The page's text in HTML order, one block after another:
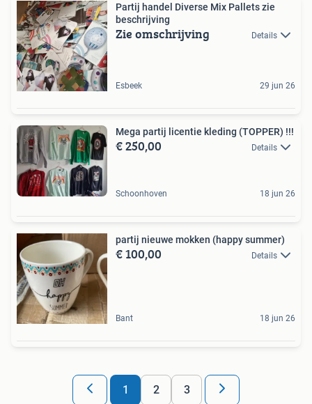
Partij handel Diverse Mix Pallets zie
beschrijving
Zie omschrijving Details
Esbeek 29 jun 26
Mega partij licentie kleding (TOPPER) !!!
€ 250,00 Details
Schoonhoven 18 jun 26
partij nieuwe mokken (happy summer)
€ 100,00 Details
Bant 18 jun 26
1 2 3